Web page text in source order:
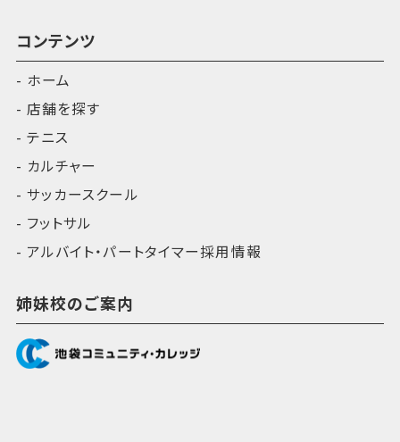
コンテンツ
ホーム
店舗を探す
テニス
カルチャー
サッカースクール
フットサル
アルバイト・パートタイマー採用情報
姉妹校のご案内